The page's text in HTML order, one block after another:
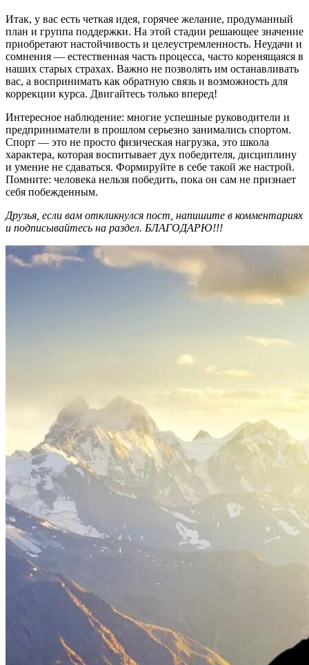
Итак, у вас есть четкая идея, горячее желание, продуманный
план и группа поддержки. На этой стадии решающее значение
приобретают настойчивость и целеустремленность. Неудачи и
сомнения — естественная часть процесса, часто коренящаяся в
наших старых страхах. Важно не позволять им останавливать
вас, а воспринимать как обратную связь и возможность для
коррекции курса. Двигайтесь только вперед!
Интересное наблюдение: многие успешные руководители и
предприниматели в прошлом серьезно занимались спортом.
Спорт — это не просто физическая нагрузка, это школа
характера, которая воспитывает дух победителя, дисциплину
и умение не сдаваться. Формируйте в себе такой же настрой.
Помните: человека нельзя победить, пока он сам не признает
себя побежденным.
Друзья, если вам откликнулся пост, напишите в комментариях
и подписывайтесь на раздел. БЛАГОДАРЮ!!!